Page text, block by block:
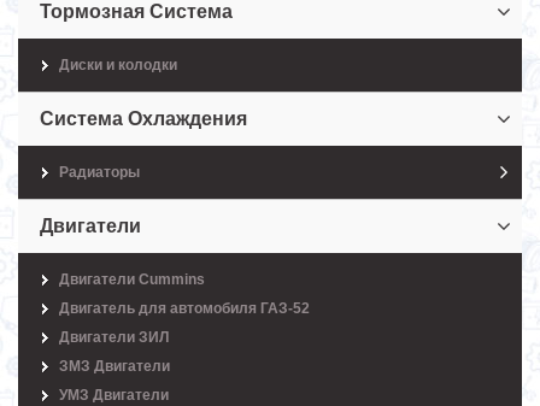
Тормозная Система
Диски и колодки
Система Охлаждения
Радиаторы
Двигатели
Двигатели Cummins
Двигатель для автомобиля ГАЗ-52
Двигатели ЗИЛ
ЗМЗ Двигатели
УМЗ Двигатели